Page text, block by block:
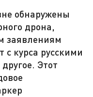
обнаружены
дрона,
заявлениям
с курса русскими
Этот